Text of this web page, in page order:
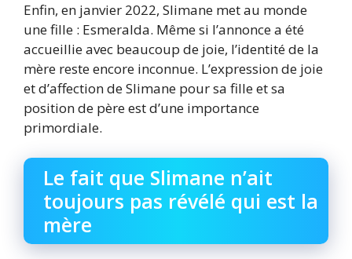
Enfin, en janvier 2022, Slimane met au monde
une fille : Esmeralda. Même si l’annonce a été
accueillie avec beaucoup de joie, l’identité de la
mère reste encore inconnue. L’expression de joie
et d’affection de Slimane pour sa fille et sa
position de père est d’une importance
primordiale.
Le fait que Slimane n’ait
toujours pas révélé qui est la
mère